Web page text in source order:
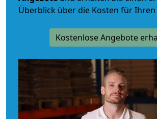
Überblick über die Kosten für Ihren
Kostenlose Angebote